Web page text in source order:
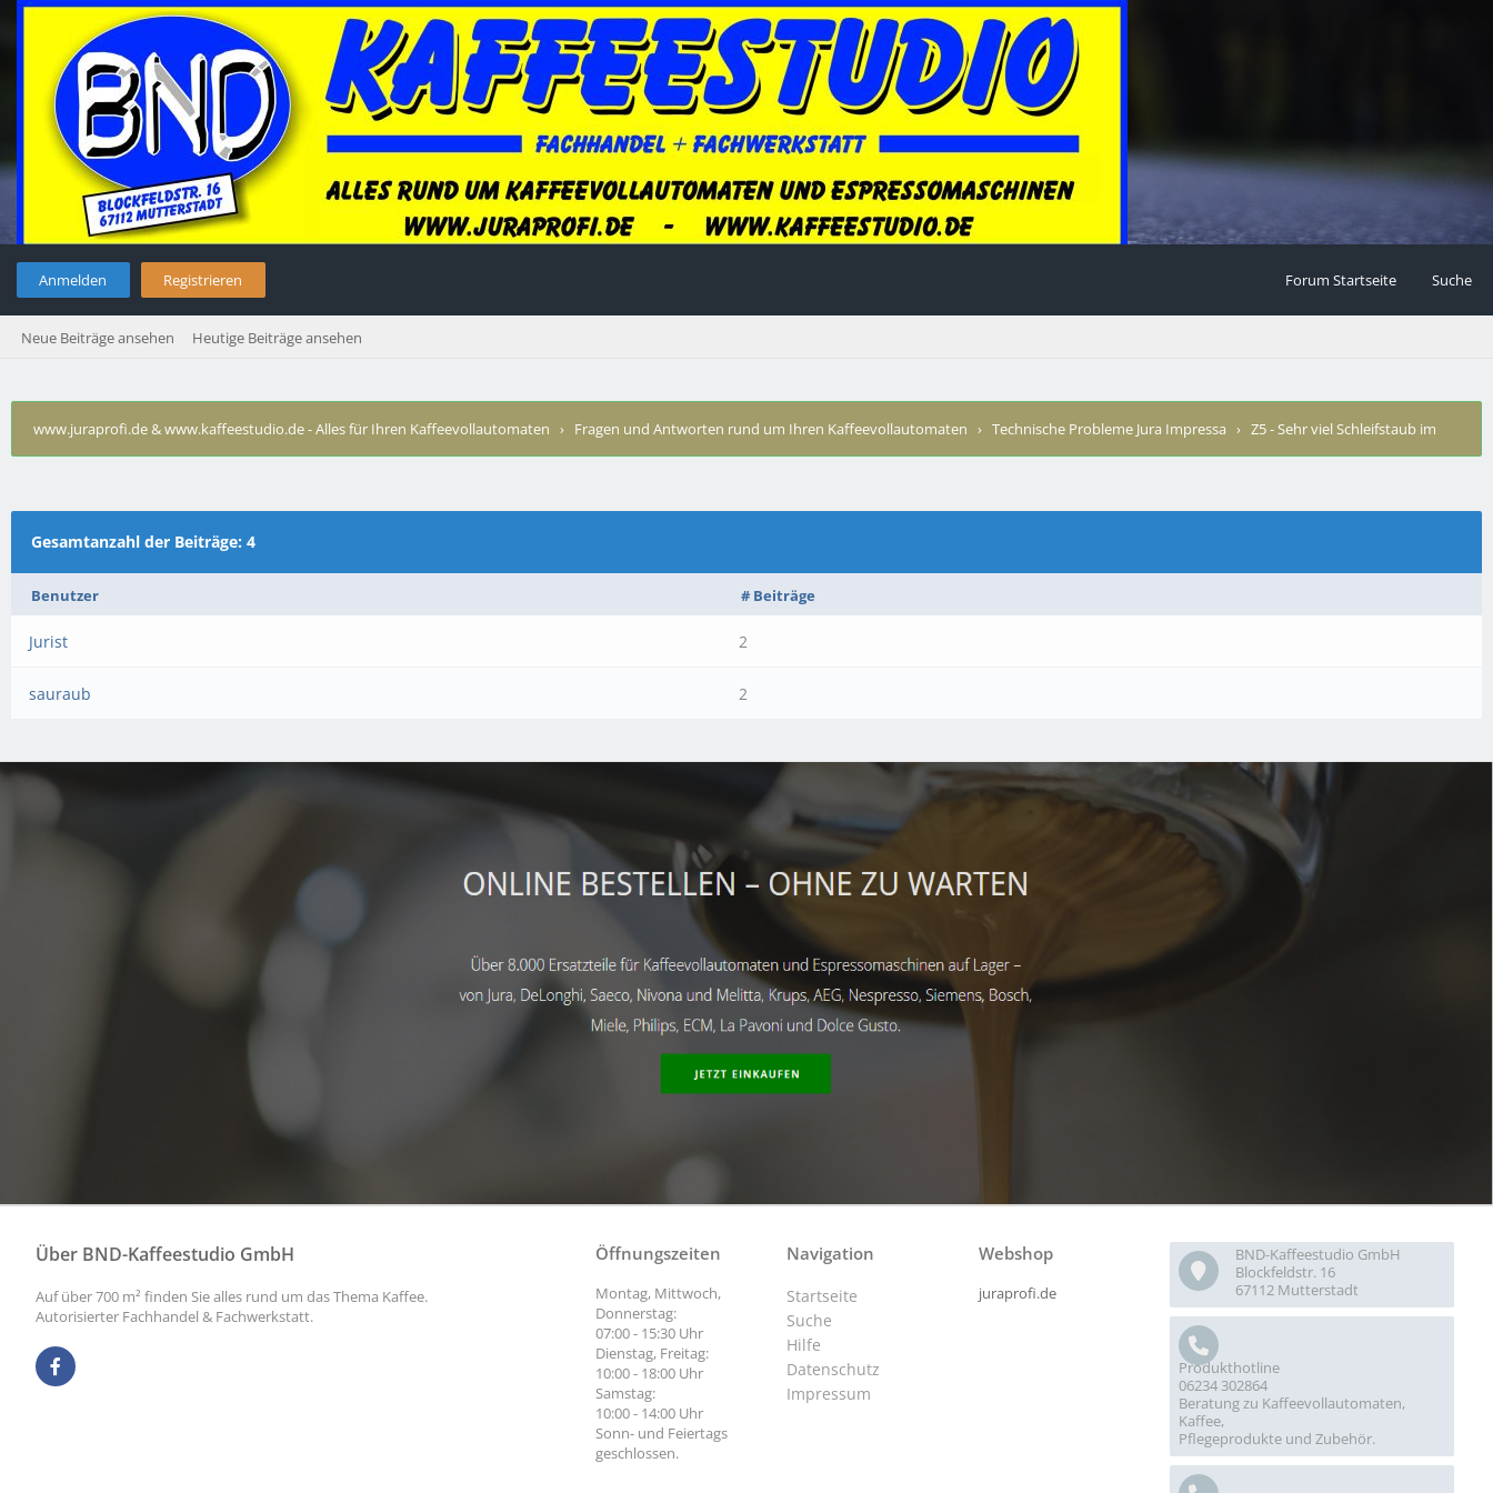
Anmelden Registrieren Forum Startseite Suche
Neue Beiträge ansehen Heutige Beiträge ansehen
www.juraprofi.de & www.kaffeestudio.de - Alles für Ihren Kaffeevollautomaten › Fragen und Antworten rund um Ihren Kaffeevollautomaten › Technische Probleme Jura Impressa › Z5 - Sehr viel Schleifstaub im
Gesamtanzahl der Beiträge: 4
Benutzer # Beiträge
Jurist 2
sauraub 2
Über BND-Kaffeestudio GmbH
Auf über 700 m² finden Sie alles rund um das Thema Kaffee.
Autorisierter Fachhandel & Fachwerkstatt.
BND-Kaffeestudio GmbH
Blockfeldstr. 16
67112 Mutterstadt
Produkthotline
06234 302864
Beratung zu Kaffeevollautomaten,
Kaffee,
Pflegeprodukte und Zubehör.
Webshop
juraprofi.de
Navigation
Startseite
Suche
Hilfe
Datenschutz
Impressum
Öffnungszeiten
Montag, Mittwoch,
Donnerstag:
07:00 - 15:30 Uhr
Dienstag, Freitag:
10:00 - 18:00 Uhr
Samstag:
10:00 - 14:00 Uhr
Sonn- und Feiertags
geschlossen.